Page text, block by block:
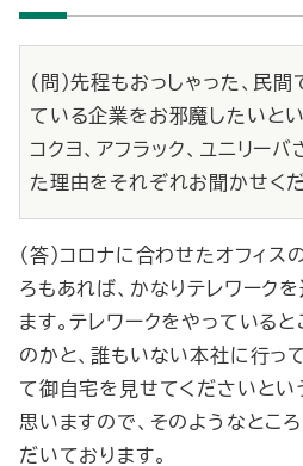
（問）先程もおっしゃった、民
ている企業をお邪魔したいとい
コクヨ、アフラック、ユニリー
た理由をそれぞれお聞かせくだ
（答）コロナに合わせたオフィ
ろもあれば、かなりテレワーク
ます。テレワークをやっている
のかと、誰もいない本社に行っ
て御自宅を見せてくださいとい
思いますので、そのようなとこ
だいております。